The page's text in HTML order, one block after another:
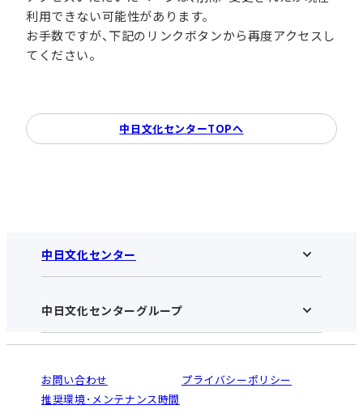
利用できない可能性があります。
お手数ですが、下記のリンクボタンから再度アクセスし
てください。
中日文化センターTOPへ
中日文化センター
中日文化センターHOME
アクセス･営業時間
法人割引について
ご利用ガイド
オンライン講座受講の手順
中日文化センターグループ
南大高
犬山
高蔵寺
お問い合わせ
プライバシーポリシー
推奨環境･メンテナンス時間